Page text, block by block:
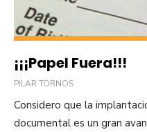
¡¡¡Papel Fuera!!!
PILAR TORNOS
Considero que la
documental es un gran